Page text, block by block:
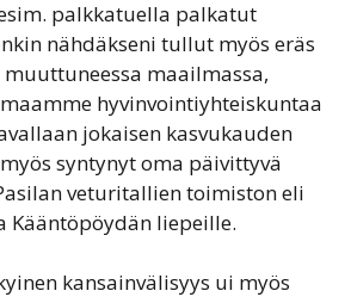
palkkatuella palkatut
nähdäkseni tullut myös eräs
maailmassa,
hyvinvointiyhteiskuntaa
jokaisen kasvukauden
syntynyt oma päivittyvä
veturitallien toimiston eli
Kääntöpöydän liepeille.
kansainvälisyys ui myös